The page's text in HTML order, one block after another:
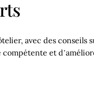
avec des conseils
et